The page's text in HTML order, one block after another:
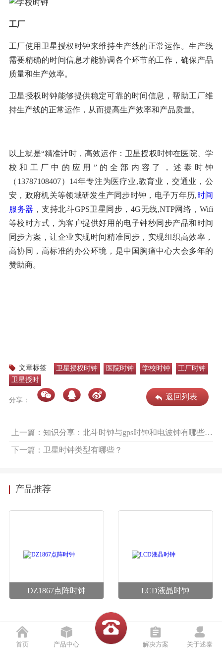
工厂
工厂使用卫星授权时钟来维持生产线的正常运作。生产线
需要精确的时间信息才能协调各个环节的工作，确保产品
质量和生产效率。
卫星授权时钟能够提供稳定可靠的时间信息，帮助工厂维
持生产线的正常运作，从而提高生产效率和产品质量。
以上就是“精准计时，高效运作：卫星授权时钟在医院、学
校和工厂中的应用”的全部内容了，述泰时钟
（ 13787108407）14年专注为医疗业,教育业，交通业，公
安，政府机关等领域研发生产同步时钟，电子万年历,时间
服务器 ，支持北斗GPS卫星同步，4G无线,NTP网络，Wifi
等校时方式，为客户提供好用的电子钟秒同步产品和时间
同步方案，让企业实现时间精准同步，实现组织高效率，
高协同，高标准的办公环境，是中国胸痛中心大会多年的
赞助商。
文章标签 卫星授权时钟 医院时钟 学校时钟
工厂时钟
卫星授时
分享： 返回列表
上一篇：知识分享：北斗时钟与gps时钟和电波钟有哪些区别
下一篇：卫星时钟类型有哪些？
产品推荐
DZ1867点阵时钟 LCD液晶时钟
首页 产品中心 解决方案 关于述泰